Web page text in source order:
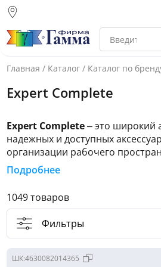
склад)
Санкт-Петербург
Екатеринбург
Главная / Каталог / Каталог по
Expert Complete
Expert Complete– это широкий
надежных и доступных
организации рабочего
Несколько причин доверить
• Собственное производство в
• Безупречное качество
• Надежность всех механизмов
Подробнее
1049 товаров
Фильтры
ШК:4630082014365